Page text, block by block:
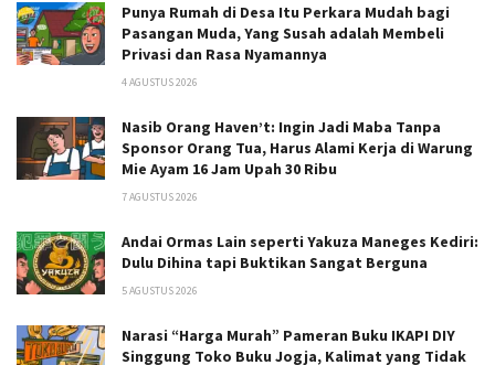
Punya Rumah di Desa Itu Perkara Mudah bagi
Pasangan Muda, Yang Susah adalah Membeli
Privasi dan Rasa Nyamannya
4 AGUSTUS 2026
Nasib Orang Haven’t: Ingin Jadi Maba Tanpa
Sponsor Orang Tua, Harus Alami Kerja di Warung
Mie Ayam 16 Jam Upah 30 Ribu
7 AGUSTUS 2026
Andai Ormas Lain seperti Yakuza Maneges Kediri:
Dulu Dihina tapi Buktikan Sangat Berguna
5 AGUSTUS 2026
Narasi “Harga Murah” Pameran Buku IKAPI DIY
Singgung Toko Buku Jogja, Kalimat yang Tidak